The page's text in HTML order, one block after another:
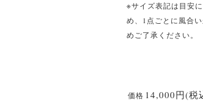
※サイズ表記は目安
め、1点ごとに風合
めご了承ください。
価格 14,000円(税